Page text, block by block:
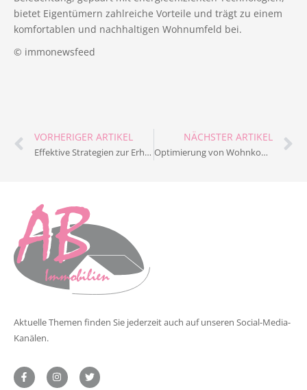
bietet Eigentümern zahlreiche Vorteile und trägt zu einem
komfortablen und nachhaltigen Wohnumfeld bei.
© immonewsfeed
VORHERIGER ARTIKEL
Effektive Strategien zur Erhöhung der Wohnqualität in Bestandsimmobilien
NÄCHSTER ARTIKEL
Optimierung von Wohnkomfort: Strategien für Eigentümer in 2026
Aktuelle Themen finden Sie jederzeit auch auf unseren Social-Media-
Kanälen.